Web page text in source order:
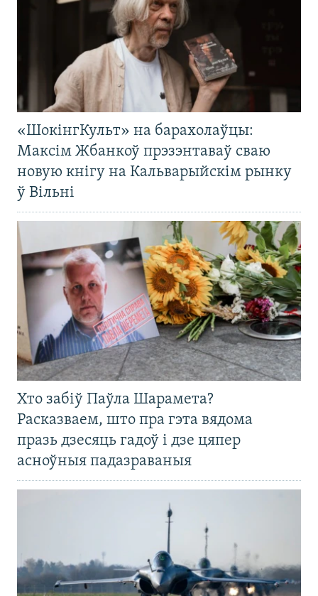
«ШокінгКульт» на барахолаўцы:
Максім Жбанкоў прэзэнтаваў сваю
новую кнігу на Кальварыйскім рынку
ў Вільні
Хто забіў Паўла Шарамета?
Расказваем, што пра гэта вядома
празь дзесяць гадоў і дзе цяпер
асноўныя падазраваныя